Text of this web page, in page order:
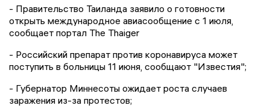
- Правительство Таиланда заявило о готовности
открыть международное авиасообщение с 1 июля,
сообщает портал The Thaiger
- Российский препарат против коронавируса может
поступить в больницы 11 июня, сообщают "Известия";
- Губернатор Миннесоты ожидает роста случаев
заражения из-за протестов;